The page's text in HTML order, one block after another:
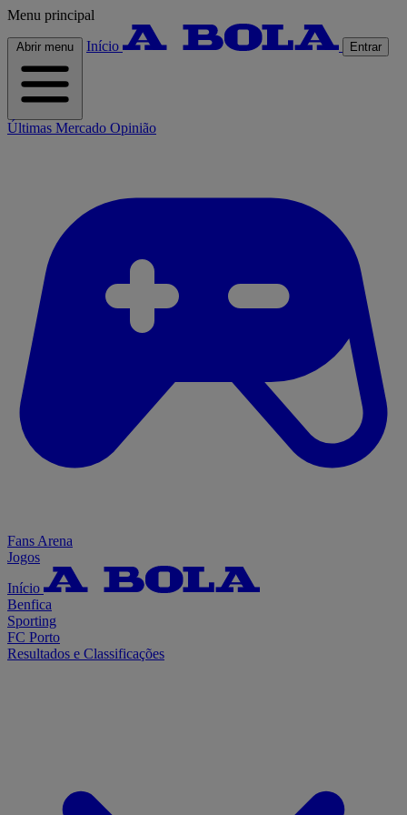
Menu principal
Abrir menu Início Entrar
Últimas Mercado Opinião
Fans Arena
Jogos
Início
Benfica
Sporting
FC Porto
Resultados e Classificações